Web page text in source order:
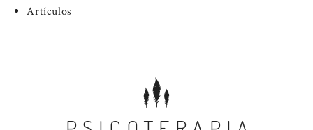
Artículos